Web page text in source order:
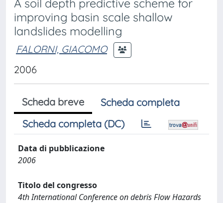
A soil depth predictive scheme for
improving basin scale shallow
landslides modelling
FALORNI, GIACOMO
2006
Scheda breve
Scheda completa
Scheda completa (DC)
Data di pubblicazione
2006
Titolo del congresso
4th International Conference on debris Flow Hazards